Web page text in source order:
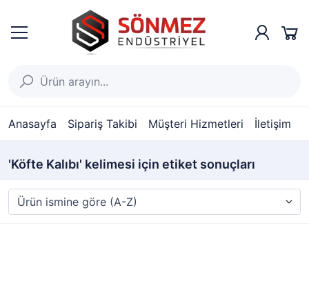
Anasayfa Sipariş Takibi Müşteri Hizmetleri İletişim
'Köfte Kalıbı' kelimesi için etiket sonuçları